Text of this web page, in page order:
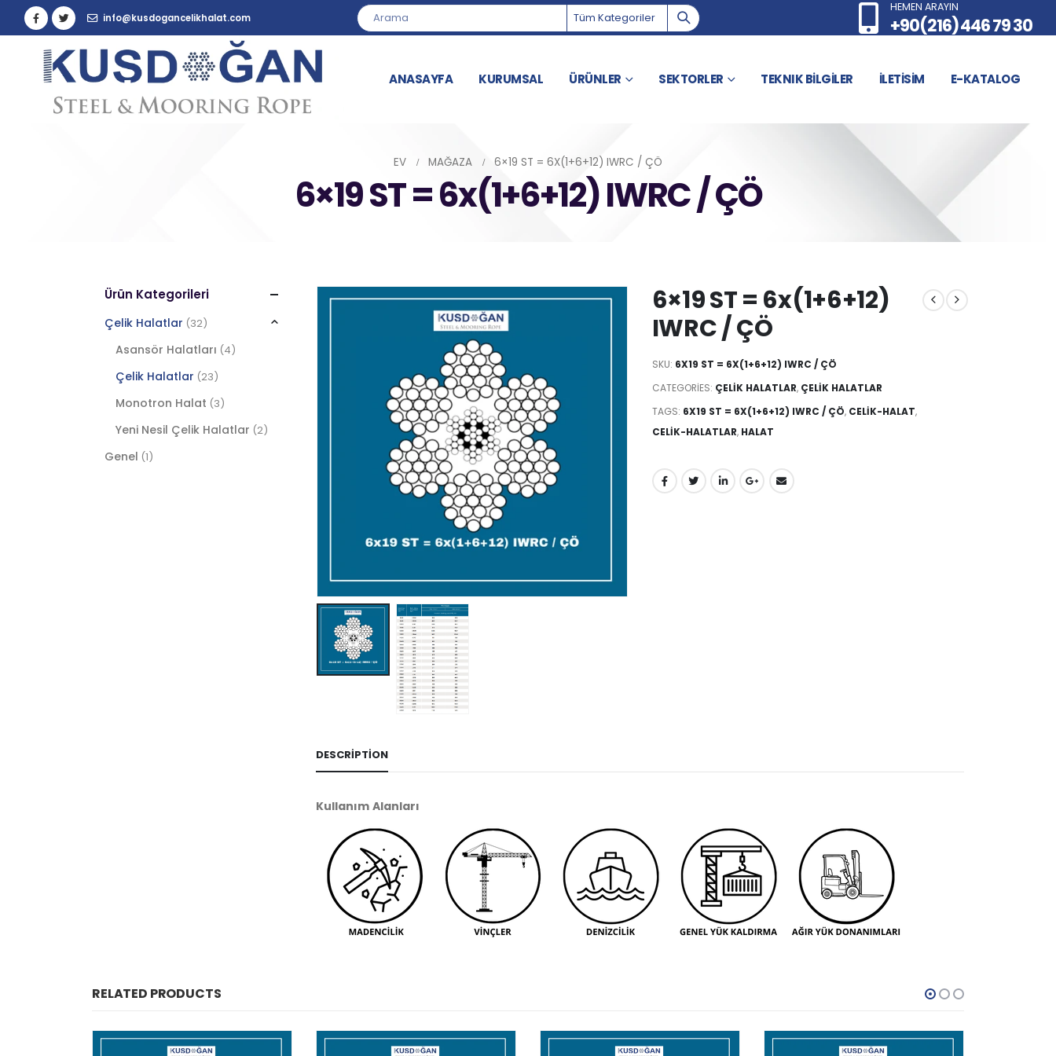
info@kusdogancelikhalat.com Tüm Kategoriler
HEMEN ARAYIN
+90(216) 446 79 30
ANASAYFA KURUMSAL ÜRÜNLER SEKTORLER TEKNIK BİLGİLER İLETİSİM E-KATALOG
EV MAĞAZA 6×19 ST = 6X(1+6+12) IWRC / ÇÖ
6×19 ST = 6x(1+6+12) IWRC / ÇÖ
6×19 ST = 6x(1+6+12)
IWRC / ÇÖ
SKU: 6X19 ST = 6X(1+6+12) IWRC / ÇÖ
CATEGORIES: ÇELIK HALATLAR, ÇELIK HALATLAR
TAGS: 6X19 ST = 6X(1+6+12) IWRC / ÇÖ, CELIK-HALAT,
CELIK-HALATLAR, HALAT
DESCRIPTION
Kullanım Alanları
Ürün Kategorileri
Çelik Halatlar (32)
Asansör Halatları (4)
Çelik Halatlar (23)
Monotron Halat (3)
Yeni Nesil Çelik Halatlar (2)
Genel (1)
RELATED PRODUCTS